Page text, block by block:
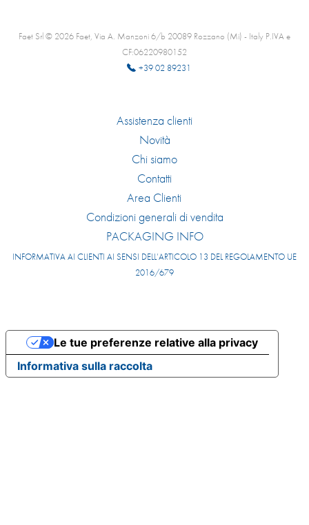
Faet Srl © 2026 Faet, Via A. Manzoni 6/b 20089 Rozzano (Mi) - Italy P.IVA e
CF:06220980152
+39 02 89231
Assistenza clienti
Novità
Chi siamo
Contatti
Area Clienti
Condizioni generali di vendita
PACKAGING INFO
INFORMATIVA AI CLIENTI AI SENSI DELL’ARTICOLO 13 DEL REGOLAMENTO UE
2016/679
Informativa sulla raccolta
Le tue preferenze relative alla privacy